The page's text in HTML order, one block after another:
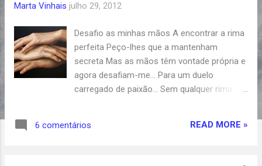
Marta Vinhais julho 29, 2012
Desafio as minhas mãos A encontrar a rima
perfeita Peço-lhes que a mantenham
secreta Mas as mãos têm vontade própria e
agora desafiam-me... Para um duelo
carregado de paixão... Sem qualquer rima
6 comentários READ MORE »